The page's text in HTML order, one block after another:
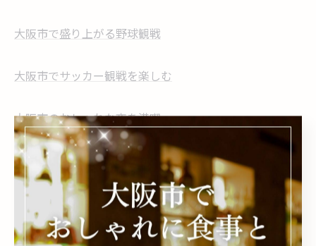
大阪市で盛り上がる野球観戦
大阪市でサッカー観戦を楽しむ
大阪市のおしゃれな夜を満喫
大阪市で楽しむこだわりの食事
大阪市の二次会に合う環境